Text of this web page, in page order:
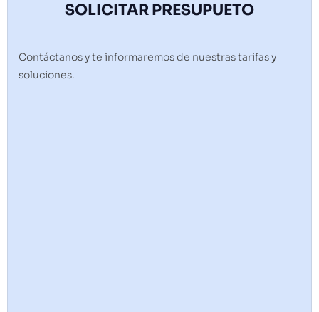
SOLICITAR PRESUPUETO
Contáctanos y te informaremos de nuestras tarifas y
soluciones.